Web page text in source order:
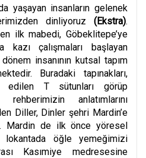
yaşayan insanların gelenek
dinliyoruz (Ekstra).
ilk mabedi, Göbeklitepe’ye
kazı çalışmaları başlayan
insanının kutsal tapım
Buradaki tapınakları,
edilen T sütunları görüp
anlatımlarını
Diller, Dinler şehri Mardin’e
Mardin de ilk önce yöresel
öğle yemeğimizi
Kasımiye medresesine